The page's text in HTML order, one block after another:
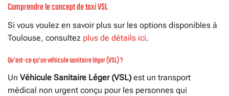
Comprendre le concept de taxi VSL
Si vous voulez en savoir plus sur les options disponibles à
Toulouse, consultez plus de détails ici.
Qu’est-ce qu’un véhicule sanitaire léger (VSL) ?
Un Véhicule Sanitaire Léger (VSL)est un transport
médical non urgent conçu pour les personnes qui